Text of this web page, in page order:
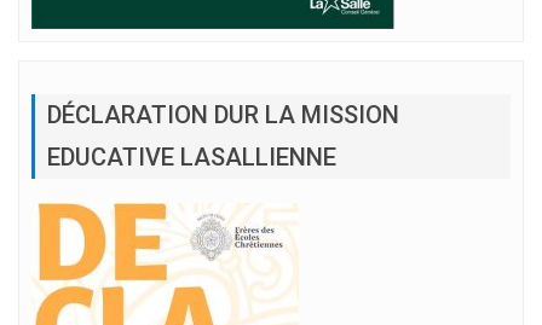
DÉCLARATION DUR LA MISSION
EDUCATIVE LASALLIENNE